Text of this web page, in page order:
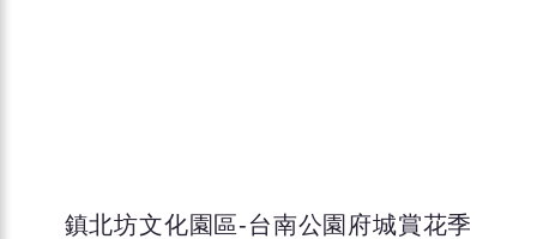
鎮北坊文化園區-台南公園府城賞花季